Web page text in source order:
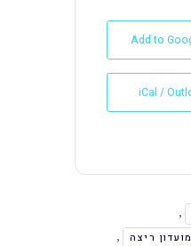
,
מועדון ריצה
,